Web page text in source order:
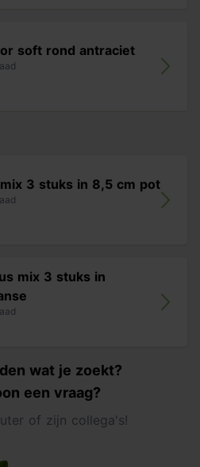
soft rond antraciet
3 stuks in 8,5 cm pot
mix 3 stuks in
wat je zoekt?
een vraag?
of zijn collega's!